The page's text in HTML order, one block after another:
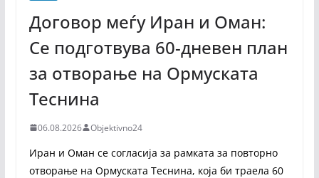
Договор меѓу Иран и Оман:
Се подготвува 60-дневен план
за отворање на Ормуската
Теснина
06.08.2026 Objektivno24
Иран и Оман се согласија за рамката за повторно
отворање на Ормуската Теснина, која би траела 60